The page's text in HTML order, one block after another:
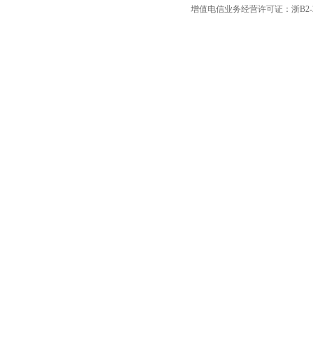
增值电信业务经营许可证：浙